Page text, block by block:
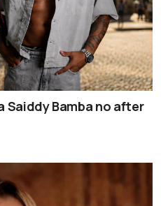
Saiddy Bamba no after